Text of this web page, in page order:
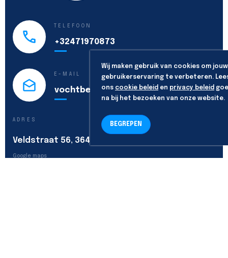
TELEFOON
+32471970873
E-MAIL
vochtbestrijding@vochtex.be
ADRES
Veldstraat 56, 3640 Kinrooi
Google maps
Wij maken gebruik van cookies om jouw
gebruikerservaring te verbeteren.
ons cookie beleid en privacy beleid
na bij het bezoeken van onze website.
BEGREPEN